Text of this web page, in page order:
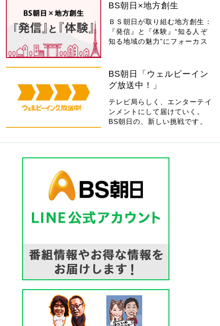
BS朝日×地方創生
ＢＳ朝日が取り組む地方創生：
『発信』と『体験』“知る人ぞ
知る地域の魅力”にフォーカス
BS朝日「ウェルビーイン
グ放送中！」
テレビ局らしく、エンターテイ
ンメントにして届けていく。
BS朝日の、新しい挑戦です。